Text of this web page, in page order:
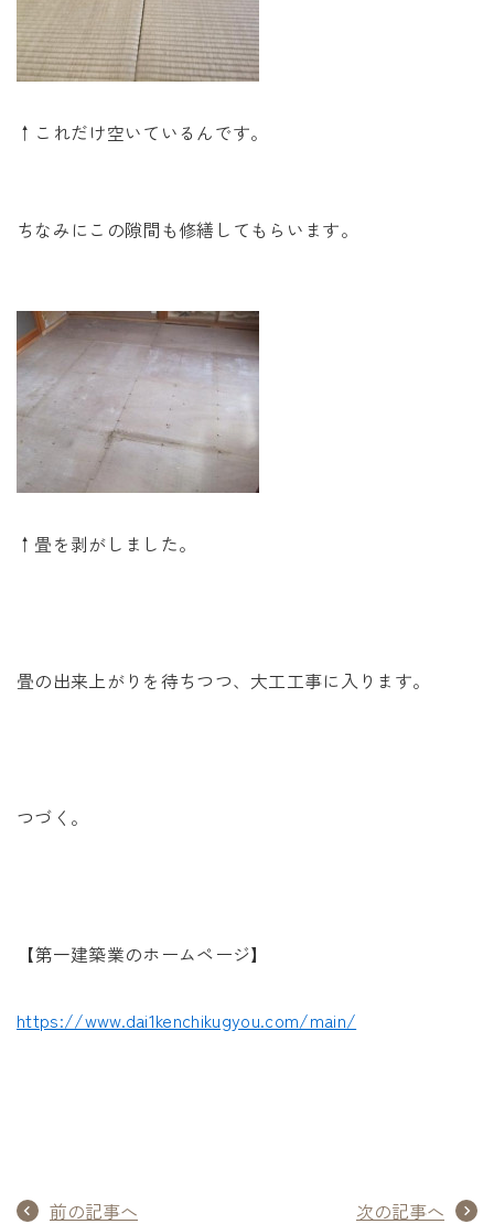
↑これだけ空いているんです。
ちなみにこの隙間も修繕してもらいます。
↑畳を剥がしました。
畳の出来上がりを待ちつつ、大工工事に入ります。
つづく。
【第一建築業のホームページ】
https://www.dai1kenchikugyou.com/main/
前の記事へ 次の記事へ